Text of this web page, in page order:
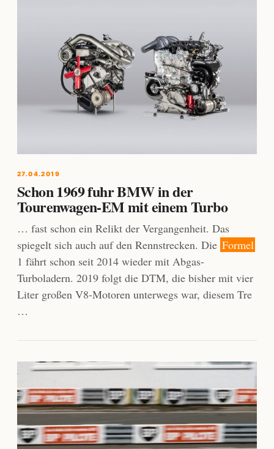
27.04.2019
Schon 1969 fuhr BMW in der
Tourenwagen-EM mit einem Turbo
… fast schon ein Relikt der Vergangenheit. Das
spiegelt sich auch auf den Rennstrecken. Die Formel
1 fährt schon seit 2014 wieder mit Abgas-
Turboladern. 2019 folgt die DTM, die bisher mit vier
Liter großen V8-Motoren unterwegs war, diesem Tre
…